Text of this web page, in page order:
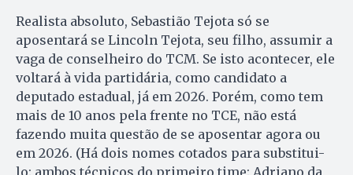
Realista absoluto, Sebastião Tejota só se
aposentará se Lincoln Tejota, seu filho, assumir a
vaga de conselheiro do TCM. Se isto acontecer, ele
voltará à vida partidária, como candidato a
deputado estadual, já em 2026. Porém, como tem
mais de 10 anos pela frente no TCE, não está
fazendo muita questão de se aposentar agora ou
em 2026. (Há dois nomes cotados para substitui-